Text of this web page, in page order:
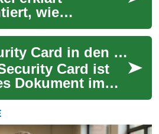
wie
Bewerber ihren
Social Security Card in den USA: Zweck, Nutzung und Schutz
Card ist
Dokument im
System
und